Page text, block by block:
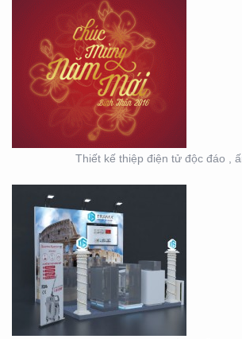
Thiết kế thiệp điện tử độc đáo ,
HỘI NGHỊ KHOA HỌC
DA LIỄU MIỀN NAM 2020
(BOOTH TRANFA)
HỘI NGHỊ DA LIỄU
TOÀN QUỐC NĂM 2020
TẠI CẦN THƠ (GIAN
HÀNG MINH KHƯƠNG
GROUP)